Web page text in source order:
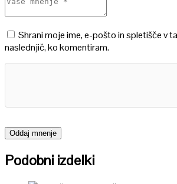
Shrani moje ime, e-pošto in spletišče v
naslednjič, ko komentiram.
Podobni izdelki